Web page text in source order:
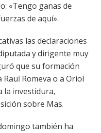
«Tengo ganas de
de aquí».
las declaraciones
y dirigente muy
que su formación
Romeva o a Oriol
la investidura,
sobre Mas.
también ha